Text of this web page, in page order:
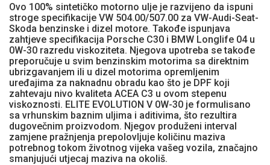
Ovo 100% sintetičko motorno ulje je razvijeno da ispuni
stroge specifikacije VW 504.00/507.00 za VW-Audi-Seat-
Skoda benzinske i dizel motore. Takođe ispunjava
zahtjeve specifikacija Porsche C30 i BMW Longlife 04 u
0W-30 razredu viskoziteta. Njegova upotreba se takođe
preporučuje u svim benzinskim motorima sa direktnim
ubrizgavanjem ili u dizel motorima opremljenim
uređajima za naknadnu obradu kao što je DPF koji
zahtevaju nivo kvaliteta ACEA C3 u ovom stepenu
viskoznosti. ELITE EVOLUTION V 0W-30 je formulisano
sa vrhunskim baznim uljima i aditivima, što rezultira
dugovečnim proizvodom. Njegov produženi interval
zamjene pražnjenja prepolovljuje količinu maziva
potrebnog tokom životnog vijeka vašeg vozila, značajno
smanjujući utjecaj maziva na okoliš.